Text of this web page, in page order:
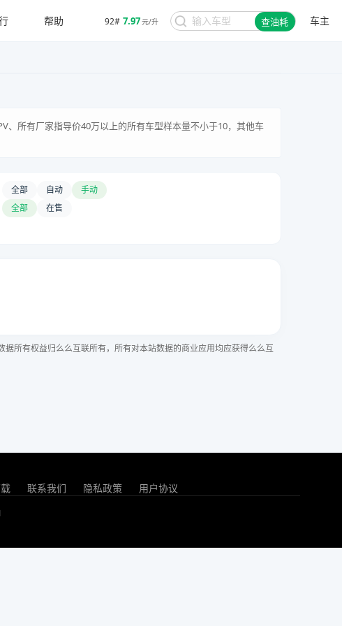
92# 7.97元/升 查油耗 车主
帮助
、所有厂家指导价40万以上的所有车型样本量不小于10，其他车
全部 自动
手动
全部
在售
所有权益归么么互联所有，所有对本站数据的商业应用均应获得么么互
联系我们 隐私政策 用户协议